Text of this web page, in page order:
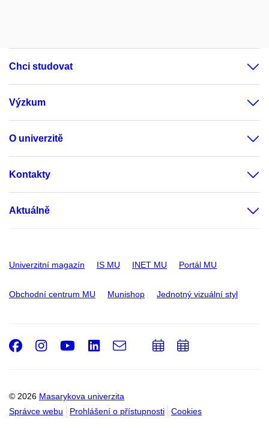
Chci studovat
Výzkum
O univerzitě
Kontakty
Aktuálně
Univerzitní magazín IS MU INET MU Portál MU
Obchodní centrum MU Munishop Jednotný vizuální styl
© 2026 Masarykova univerzita
Správce webu
Prohlášení o přístupnosti Cookies
Facebook
Instagram
Youtube
LinkedIn
e-
PřidatPřidat